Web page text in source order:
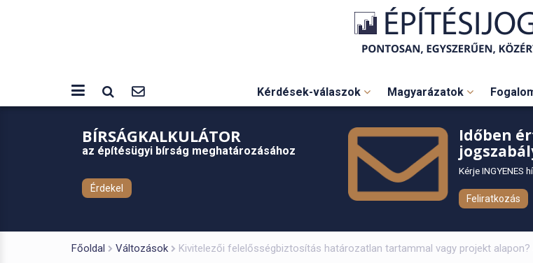
Kérdések-válaszok Magyarázatok
BÍRSÁGKALKULÁTOR
az építésügyi bírság meghatározásához
Érdekel
Időben
Kérje INGYENES
Feliratkozás
Főoldal Változások Kivitelezői felelősségbiztosítás határozatlan tartammal vagy projekt alapon?